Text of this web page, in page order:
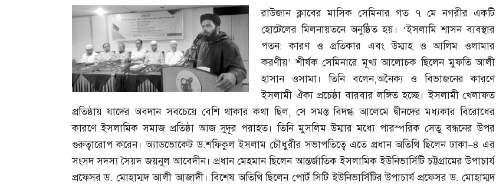
রাউজান ক্লাবের মাসিক সেমিনার গত ৭ মে নগরীর একটি
হোটেলের মিলনায়তনে অনুষ্ঠিত হয়। ‘ইসলামি শাসন ব্যবস্থার
পতন:কারণ ও প্রতিকার এবং উম্মাহ ও আলিম ওলামার
করণীয়’ শীর্ষক সেমিনারে মূখ্য আলোচক ছিলেন মুফতি আলী
হাসান ওসামা। তিনি বলেন,অনৈক্য ও বিভাজনের কারণে
ইসলামী ঐক্য প্রচেষ্ঠা বারবার লঙ্গিত হচ্ছে। ইসলামী খেলাফত
প্রতিষ্ঠায় যাদের অবদান সবচেয়ে বেশি থাকার কথা ছিল, সে সমস্ত বিদগ্ধ আলেমে দ্বীনদের মধ্যকার বিরোধের
কারণে ইসলামিক সমাজ প্রতিষ্ঠা আজ সুদূর পরাহত। তিনি মুসলিম উম্মার মধ্যে পারস্পরিক সেতু বন্ধনের উপর
গুরুত্বারোপ করেন। অ্যাডভোকেট ড.শফিকুল ইসলাম চৌধুরীর সভাপতিত্বে এতে প্রধান অতিথি ছিলেন ঢাকা–৪ এর
সংসদ সদস্য সৈয়দ জয়নুল আবেদীন। প্রধান মেহমান ছিলেন আন্তর্জাতিক ইসলামিক ইউনিভার্সিটি চট্টগ্রামের উপাচার্য
প্রফেসর ড. মোহাম্মদ আলী আজাদী। বিশেষ অতিথি ছিলেন পোর্ট সিটি ইউনিভার্সিটির উপাচার্য প্রফেসর ড.মোহাম্মদ